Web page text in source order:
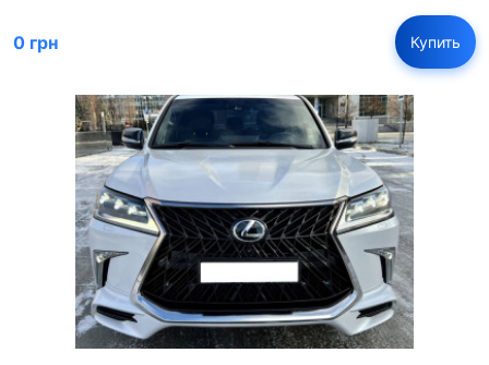
0 грн Купить